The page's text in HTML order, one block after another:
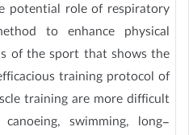
potential role of respiratory
to enhance physical
of the sport that shows the
training protocol of
training are more difficult
swimming, long-